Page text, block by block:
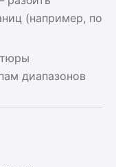
(например, по
диапазонов